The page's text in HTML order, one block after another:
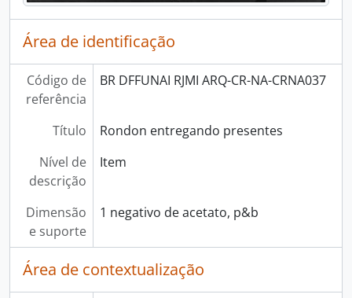
Área de identificação
Código de
referência
BR DFFUNAI RJMI ARQ-CR-NA-CRNA037
Título
Rondon entregando presentes
Nível de
descrição
Item
Dimensão
e suporte
1 negativo de acetato, p&b
Área de contextualização